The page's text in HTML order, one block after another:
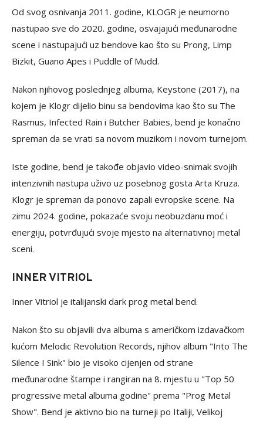
Od svog osnivanja 2011. godine, KLOGR je neumorno
nastupao sve do 2020. godine, osvajajući međunarodne
scene i nastupajući uz bendove kao što su Prong, Limp
Bizkit, Guano Apes i Puddle of Mudd.
Nakon njihovog poslednjeg albuma, Keystone (2017), na
kojem je Klogr dijelio binu sa bendovima kao što su The
Rasmus, Infected Rain i Butcher Babies, bend je konačno
spreman da se vrati sa novom muzikom i novom turnejom.
Iste godine, bend je takođe objavio video-snimak svojih
intenzivnih nastupa uživo uz posebnog gosta Arta Kruza.
Klogr je spreman da ponovo zapali evropske scene. Na
zimu 2024. godine, pokazaće svoju neobuzdanu moć i
energiju, potvrđujući svoje mjesto na alternativnoj metal
sceni.
INNER VITRIOL
Inner Vitriol je italijanski dark prog metal bend.
Nakon što su objavili dva albuma s američkom izdavačkom
kućom Melodic Revolution Records, njihov album "Into The
Silence I Sink" bio je visoko cijenjen od strane
međunarodne štampe i rangiran na 8. mjestu u "Top 50
progressive metal albuma godine" prema "Prog Metal
Show". Bend je aktivno bio na turneji po Italiji, Velikoj